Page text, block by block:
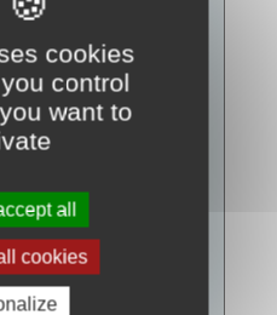
cookies
control
want to
all
cookies